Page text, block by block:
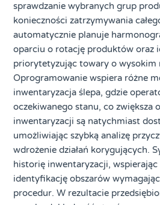
sprawdzanie wybranych grup
konieczności zatrzymywania
automatycznie planuje
oparciu o rotację produktów oraz
priorytetyzując towary o wysokim
Oprogramowanie wspiera różne
inwentaryzacja ślepa, gdzie
oczekiwanego stanu, co zwiększa
inwentaryzacji są natychmiast
umożliwiając szybką analizę
wdrożenie działań korygujących.
historię inwentaryzacji,
identyfikację obszarów
procedur. W rezultacie